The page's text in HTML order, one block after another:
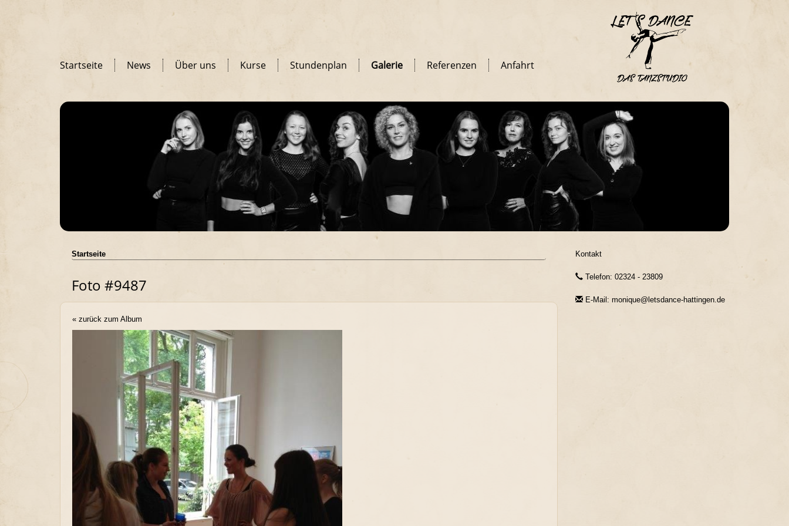
Startseite News Über uns Kurse Stundenplan Galerie Referenzen Anfahrt
Startseite
Foto #9487
« zurück zum Album
Kontakt
Telefon: 02324 - 23809
E-Mail: monique@letsdance-hattingen.de